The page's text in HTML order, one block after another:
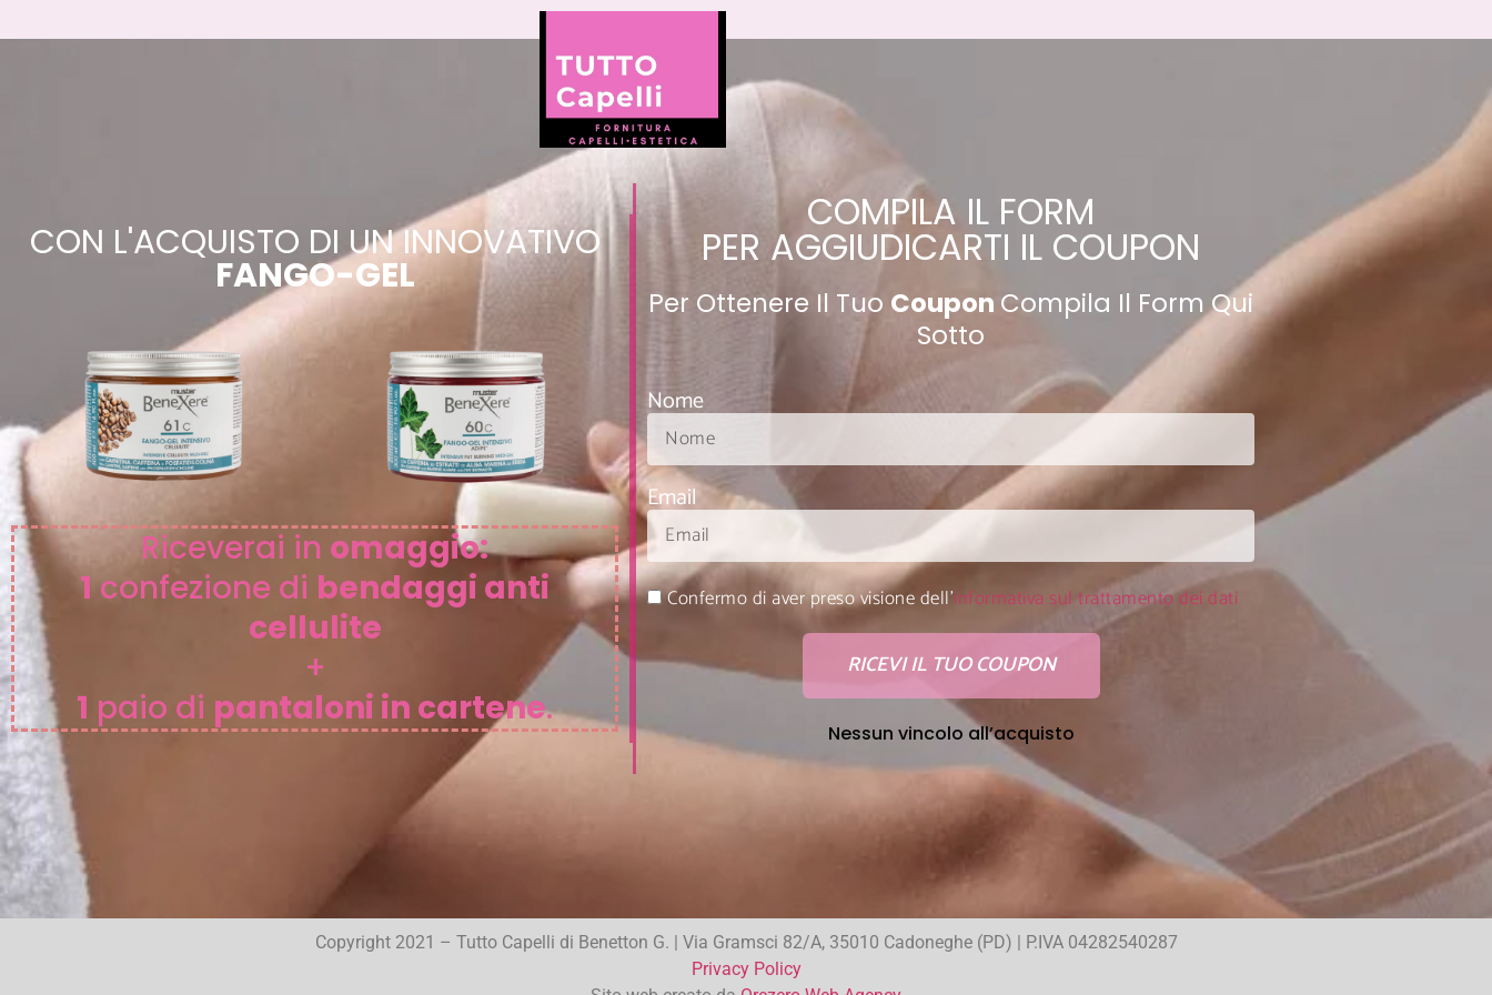
CON L'ACQUISTO DI UN INNOVATIVO
FANGO-GEL
Riceverai in omaggio:
1confezione di bendaggi anti
cellulite
+
1 paio di pantaloni in cartene.
COMPILA IL FORM
PER AGGIUDICARTI IL COUPON
Per Ottenere Il Tuo Coupon Compila Il Form Qui
Sotto
Nome
Email
Confermo di aver preso visione dell'informativa sul trattamento dei dati
RICEVI IL TUO COUPON
Nessun vincolo all’acquisto
Copyright 2021 – Tutto Capelli di Benetton G. | Via Gramsci 82/A, 35010 Cadoneghe (PD) | P.IVA 04282540287
Privacy Policy